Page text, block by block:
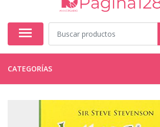
CATEGORÍAS